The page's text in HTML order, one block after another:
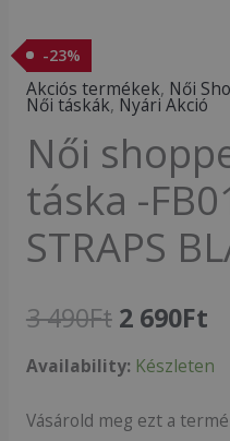
-23%
Akciós termékek, Női
Női táskák, Nyári Akció
Női
táska -
STRAPS
3 490Ft 2 690Ft
Availability: Készleten
Vásárold meg ezt a